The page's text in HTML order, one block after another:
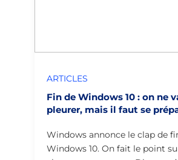
ARTICLES
Fin de Windows 10 : on ne
pleurer, mais il faut se
Windows annonce le clap de
Windows 10. On fait le point